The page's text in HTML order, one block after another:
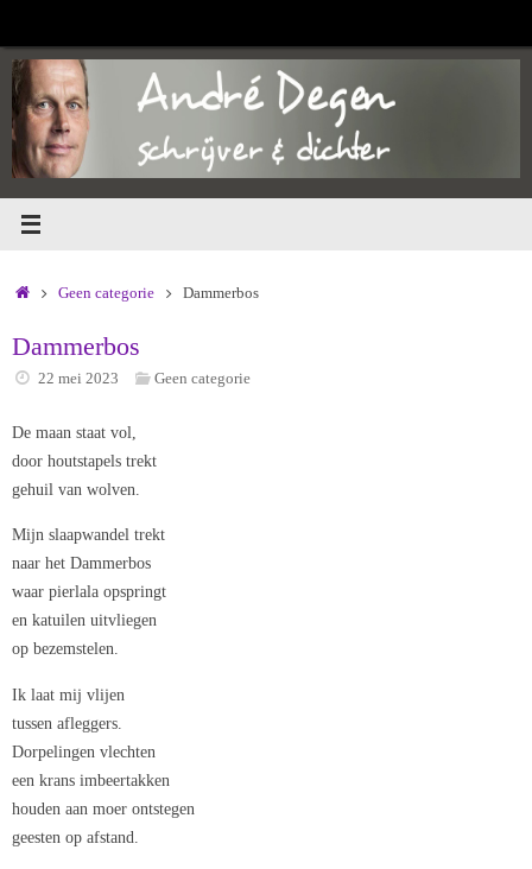
de
inhoud
HomeGeen categorie Dammerbos
Dammerbos
22 mei 2023 Geen categorie
De maan staat vol,
door houtstapels trekt
gehuil van wolven.
Mijn slaapwandel trekt
naar het Dammerbos
waar pierlala opspringt
en katuilen uitvliegen
op bezemstelen.
Ik laat mij vlijen
tussen afleggers.
Dorpelingen vlechten
een krans imbeertakken
houden aan moer ontstegen
geesten op afstand.